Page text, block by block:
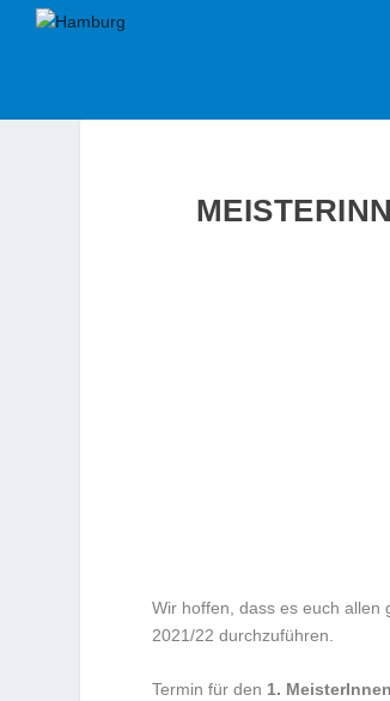
Wir hoffen, dass es euch allen
2021/22 durchzuführen.
Termin für den 1.